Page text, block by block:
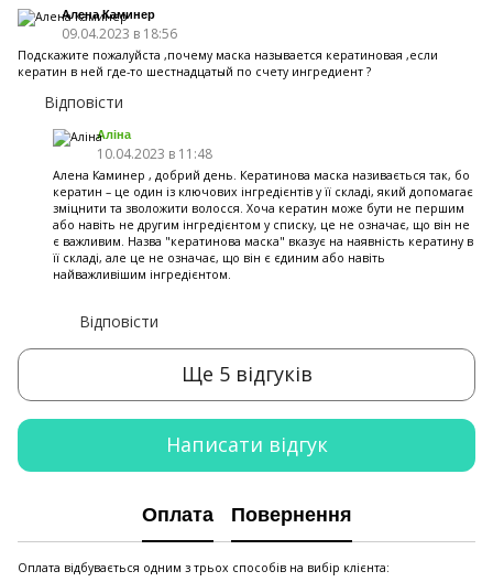
Алена Каминер
09.04.2023 в 18:56
Подскажите пожалуйста ,почему маска называется кератиновая ,если
кератин в ней где-то шестнадцатый по счету ингредиент ?
Відповісти
Аліна
10.04.2023 в 11:48
Алена Каминер , добрий день. Кератинова маска називається так, бо
кератин – це один із ключових інгредієнтів у її складі, який допомагає
зміцнити та зволожити волосся. Хоча кератин може бути не першим
або навіть не другим інгредієнтом у списку, це не означає, що він не
є важливим. Назва "кератинова маска" вказує на наявність кератину в
її складі, але це не означає, що він є єдиним або навіть
найважливішим інгредієнтом.
Відповісти
Ще 5 відгуків
Написати відгук
Оплата Повернення
Оплата відбувається одним з трьох способів на вибір клієнта: